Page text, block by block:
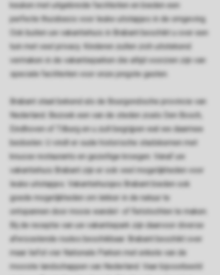
keuken met uitgebreide faciliteiten en bieden een
perfecte thuisbasis voor leuke uitstapjes in de omgeving.
Ook buiten uw vakantiehuis in Brabant beschikt u over een
tuin met veel privacy. Kinderen zullen zich uitstekend
vermaken in de vakantieparken die altijd voorzien zijn van
speciale faciliteiten voor onze jongste gasten.
Brabant staat bekend als de Bourgondische provincie van
Nederland. Bezoek een van de steden zoals Den Bosch,
Eindhoven of Tilburg en u zult begrijpen wat we daarmee
bedoelen. U vindt er oude historische stadskernen met
knusse restaurants en gezellige kroegen. Vanaf uw
vakantiehuis Brabant zijn er ook veel mogelijkheden voor
leuke uitstapjes. Vakantiehuisjes Brabant bieden ook
goede mogelijkheden om lekker in de natuur te
ontspannen door mooie wandel- of fietstochten te maken.
Bij de receptie van uw vakantiepark zijn daarvoor diverse
afwisselende routes beschikbaar. Brabant beschikt over
maar liefst vier Nationale Parken met enkele van de
mooiste landschappen van Nederland. Vaar bijvoorbeeld